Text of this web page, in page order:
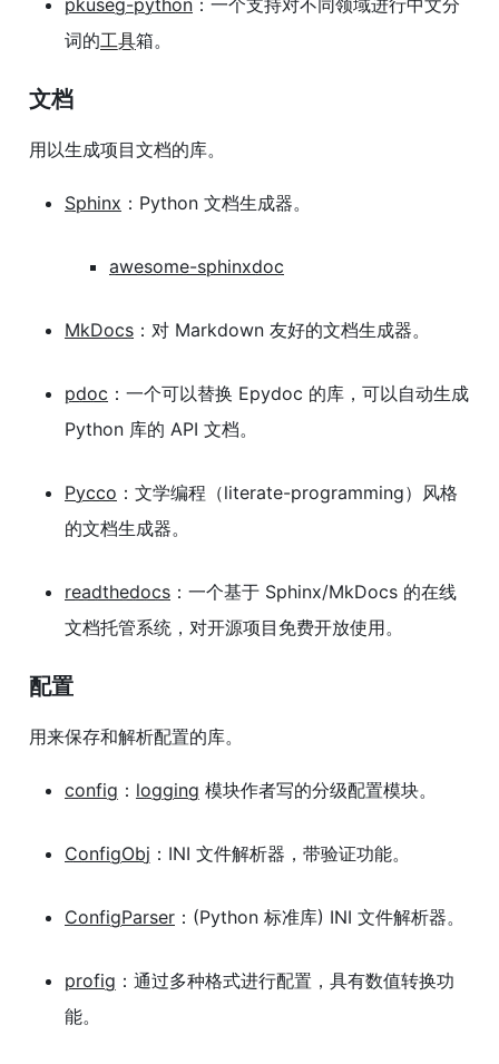
词的工具箱。
文档
用以生成项目文档的库。
Sphinx ：Python 文档生成器。
awesome-sphinxdoc
MkDocs ：对 Markdown 友好的文档生成器。
pdoc ：一个可以替换 Epydoc 的库，可以自动生成
Python 库的 API 文档。
Pycco ：文学编程（literate-programming）风格
的文档生成器。
readthedocs ：一个基于 Sphinx/MkDocs 的在线
文档托管系统，对开源项目免费开放使用。
配置
用来保存和解析配置的库。
config ： logging 模块作者写的分级配置模块。
ConfigObj ：INI 文件解析器，带验证功能。
ConfigParser ：(Python 标准库) INI 文件解析器。
profig ：通过多种格式进行配置，具有数值转换功
能。